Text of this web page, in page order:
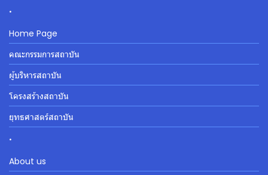
.
Home Page
คณะกรรมการสถาบัน
ผู้บริหารสถาบัน
โครงสร้างสถาบัน
ยุทธศาสตร์สถาบัน
.
About us